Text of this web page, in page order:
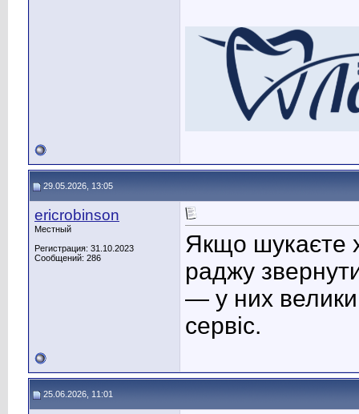
29.05.2026, 13:05
ericrobinson
Местный
Регистрация: 31.10.2023
Сообщений: 286
Якщо шукаєте
раджу
— у них
сервіс.
25.06.2026, 11:01